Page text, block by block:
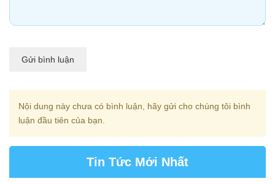
Gửi bình luận
Nội dung này chưa có bình luận, hãy gửi cho chúng tôi bình
luận đầu tiên của bạn.
Tin Tức Mới Nhất